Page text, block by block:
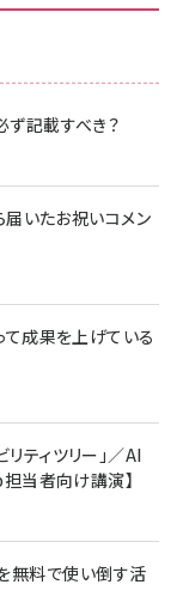
記載すべき？
いたお祝いコメン
て成果を上げている
ティツリー」／AI
当者向け講演】
無料で使い倒す活